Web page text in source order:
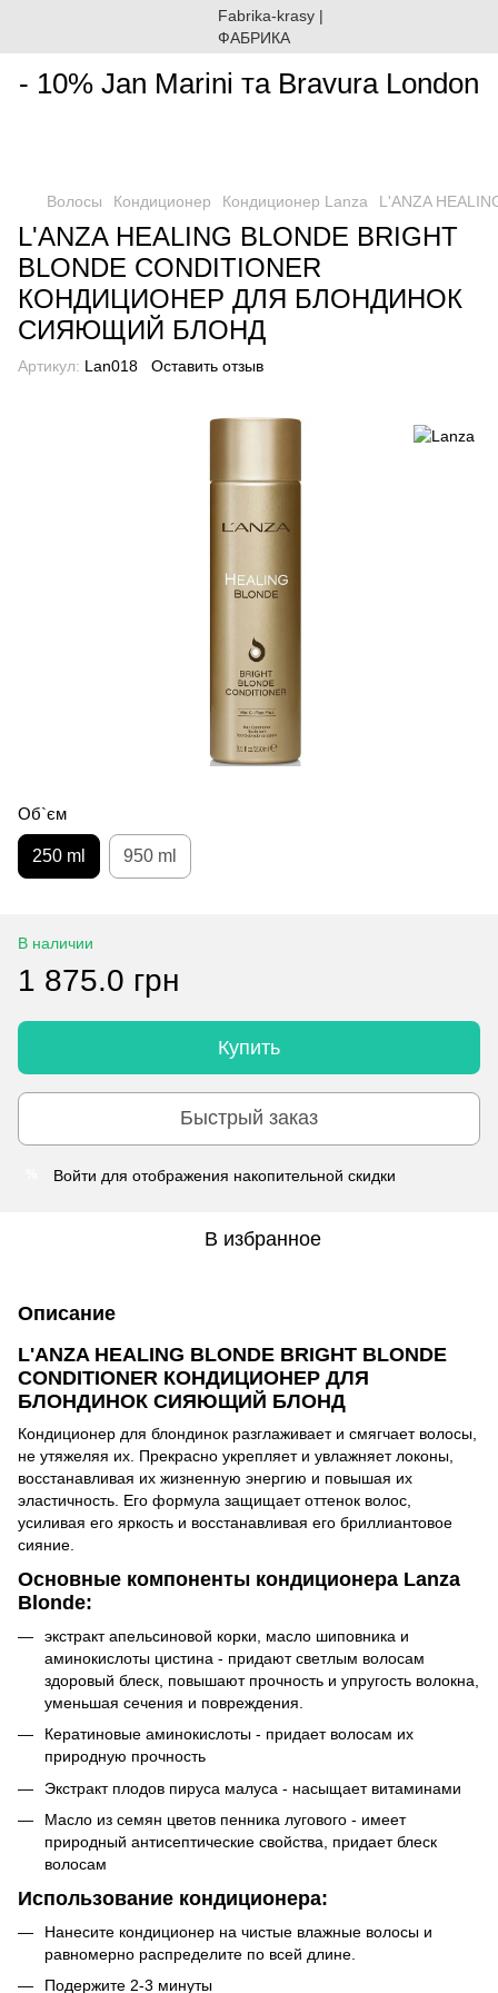
- 10% Jan Marini та Bravura London
Волосы Кондиционер Кондиционер Lanza L'ANZA
L'ANZA HEALING BLONDE BRIGHT
BLONDE CONDITIONER
КОНДИЦИОНЕР ДЛЯ БЛОНДИНОК
СИЯЮЩИЙ БЛОНД
Артикул: Lan018 Оставить отзыв
Об`єм
250 ml 950 ml
В наличии
1 875.0 грн
Купить
Быстрый заказ
Войти для отображения накопительной скидки
В избранное
Описание
L'ANZA HEALING BLONDE BRIGHT BLONDE
CONDITIONER КОНДИЦИОНЕР ДЛЯ
БЛОНДИНОК СИЯЮЩИЙ БЛОНД
Кондиционер для блондинок разглаживает и смягчает волосы,
не утяжеляя их. Прекрасно укрепляет и увлажняет локоны,
восстанавливая их жизненную энергию и повышая их
эластичность. Его формула защищает оттенок волос,
усиливая его яркость и восстанавливая его бриллиантовое
сияние.
Основные компоненты кондиционера Lanza
Blonde:
экстракт апельсиновой корки, масло шиповника и
аминокислоты цистина - придают светлым волосам
здоровый блеск, повышают прочность и упругость волокна,
уменьшая сечения и повреждения.
Кератиновые аминокислоты - придает волосам их
природную прочность
Экстракт плодов пируса малуса - насыщает витаминами
Масло из семян цветов пенника лугового - имеет
природный антисептические свойства, придает блеск
волосам
Использование кондиционера:
Нанесите кондиционер на чистые влажные волосы и
равномерно распределите по всей длине.
Подержите 2-3 минуты